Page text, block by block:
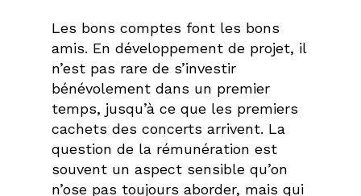
Les bons comptes font les bons
amis. En développement de projet, il
n’est pas rare de s’investir
bénévolement dans un premier
temps, jusqu’à ce que les premiers
cachets des concerts arrivent. La
question de la rémunération est
souvent un aspect sensible qu’on
n’ose pas toujours aborder, mais qui